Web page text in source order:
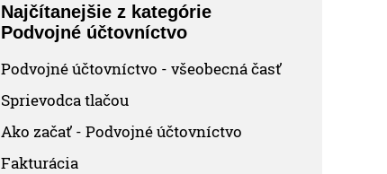
Najčítanejšie z kategórie
Podvojné účtovníctvo
Podvojné účtovníctvo - všeobecná časť
Sprievodca tlačou
Ako začať - Podvojné účtovníctvo
Fakturácia